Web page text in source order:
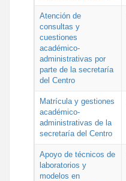
Atención de
consultas y
cuestiones
académico-
administrativas por
parte de la secretaría
del Centro
Matrícula y gestiones
académico-
administrativas de la
secretaría del Centro
Apoyo de técnicos de
laboratorios y
modelos en